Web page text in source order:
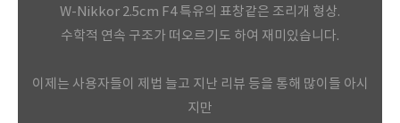
W-Nikkor 2.5cm F4 특유의 표창같은 조리개 형상.
수학적 연속 구조가 떠오르기도 하여 재미있습니다.
이제는 사용자들이 제법 늘고 지난 리뷰 등을 통해 많이들 아시
지만